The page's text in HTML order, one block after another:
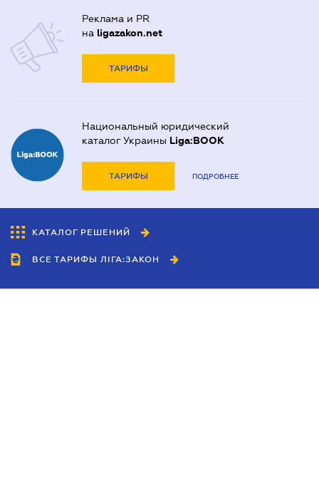
Реклама и PR
на ligazakon.net
ТАРИФЫ
Национальный юридический
каталог Украины Liga:BOOK
ТАРИФЫ ПОДРОБНЕЕ
КАТАЛОГ РЕШЕНИЙ
ВСЕ ТАРИФЫ ЛІГА:ЗАКОН